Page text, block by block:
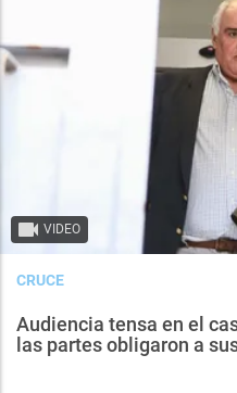
VIDEO
CRUCE
Audiencia tensa en el
las partes obligaron a